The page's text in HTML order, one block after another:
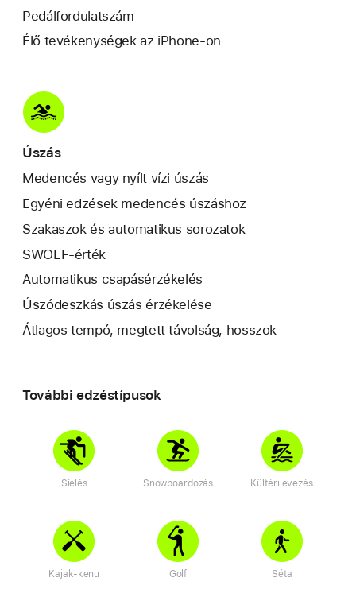
Pedálfordulatszám
Élő tevékenységek az iPhone-on
Úszás
Medencés vagy nyílt vízi úszás
Egyéni edzések medencés úszáshoz
Szakaszok és automatikus sorozatok
SWOLF-érték
Automatikus csapásérzékelés
Úszódeszkás úszás érzékelése
Átlagos tempó, megtett távolság, hosszok
További edzéstípusok
Síelés Snowboardozás Kültéri evezés
Kajak-kenu Golf Séta